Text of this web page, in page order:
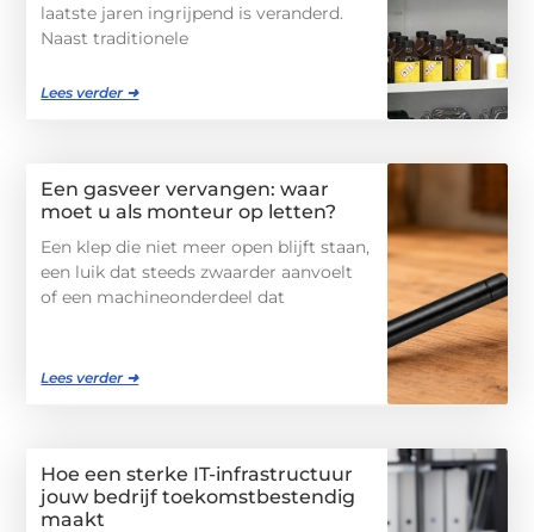
laatste jaren ingrijpend is veranderd.
Naast traditionele
Lees verder ➜
Een gasveer vervangen: waar
moet u als monteur op letten?
Een klep die niet meer open blijft staan,
een luik dat steeds zwaarder aanvoelt
of een machineonderdeel dat
Lees verder ➜
Hoe een sterke IT-infrastructuur
jouw bedrijf toekomstbestendig
maakt